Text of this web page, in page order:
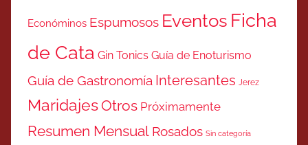
Económinos Espumosos Eventos Ficha
de Cata Gin Tonics Guía de Enoturismo
Guía de Gastronomía Interesantes Jerez
MaridajesOtros Próximamente
Resumen Mensual Rosados Sin categoría